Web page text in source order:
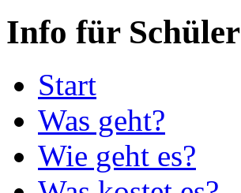
Info für Schüler
Start
Was geht?
Wie geht es?